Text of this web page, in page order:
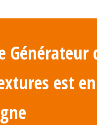
Générateur
est en